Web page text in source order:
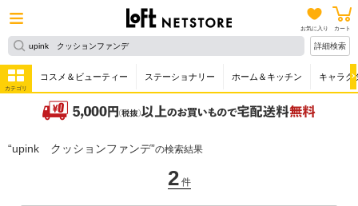
お気に入り カート
詳細検索
カテゴリ
コスメ＆ビューティー ステーショナリー ホーム＆キッチン キャラク
upink クッションファンデ の検索結果
2件